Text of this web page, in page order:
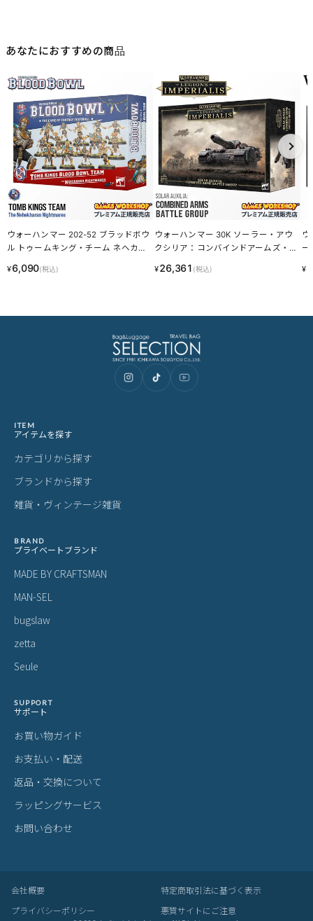
あなたにおすすめの商品
ウォーハンマー 202-52 ブラッドボウ
ル トゥームキング・チーム ネヘカー
OOD BOWL: TOMB KINGS TEAM LINE
¥6,090(税込)
ウォーハンマー 30K ソーラー・アウ
クシリア：コンバインドアームズ・バ
オネス・アスタルテス 03-81 S/AUXILI
IONES ASTARTES LINECPN
¥26,361 (税込)
ー
ー
¥
ITEM
アイテムを探す
カテゴリから探す
ブランドから探す
雑貨・ヴィンテージ雑貨
BRAND
プライベートブランド
MADE BY CRAFTSMAN
MAN-SEL
bugslaw
zetta
Seule
SUPPORT
サポート
お買い物ガイド
お支払い・配送
返品・交換について
ラッピングサービス
お問い合わせ
会社概要
特定商取引法に基づく表示
プライバシーポリシー
悪質サイトにご注意